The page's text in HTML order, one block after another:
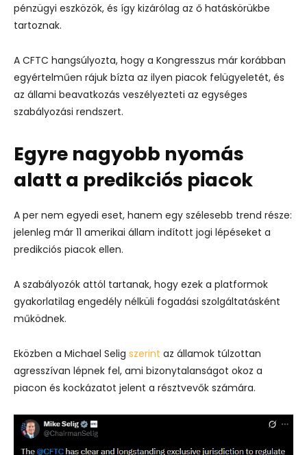
pénzügyi eszközök, és így kizárólag az ő hatáskörükbe
tartoznak.
A CFTC hangsúlyozta, hogy a Kongresszus már korábban
egyértelműen rájuk bízta az ilyen piacok felügyeletét, és
az állami beavatkozás veszélyezteti az egységes
szabályozási rendszert.
Egyre nagyobb nyomás
alatt a predikciós piacok
A per nem egyedi eset, hanem egy szélesebb trend része:
jelenleg már 11 amerikai állam indított jogi lépéseket a
predikciós piacok ellen.
A szabályozók attól tartanak, hogy ezek a platformok
gyakorlatilag engedély nélküli fogadási szolgáltatásként
működnek.
Eközben a Michael Selig szerint az államok túlzottan
agresszívan lépnek fel, ami bizonytalanságot okoz a
piacon és kockázatot jelent a résztvevők számára.